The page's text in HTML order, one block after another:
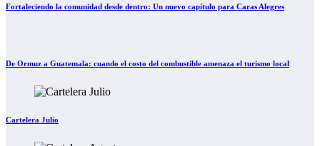
Fortaleciendo la comunidad desde dentro: Un nuevo capítulo para Caras Alegres
De Ormuz a Guatemala: cuando el costo del combustible amenaza el turismo local
Cartelera Julio